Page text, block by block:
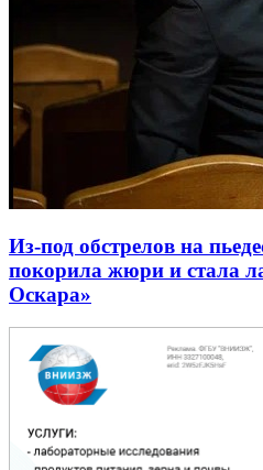
Из-под обстрелов на
покорила жюри и стала
Оскара»